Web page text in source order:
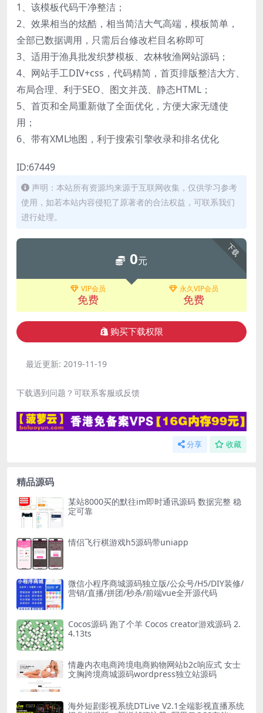
1、该模板代码干净整洁；
2、效果相当的炫酷，相当简洁大气高端，模板简单，
全部已数据调用，只需后台修改栏目名称即可
3、适用于渔具批发织梦模板、农林牧渔网站源码；
4、网站手工DIV+css，代码精简，首页排版整洁大方、
布局合理、利于SEO、图文并茂、静态HTML；
5、首页和全局重新做了全面优化，方便大家无缝使
用；
6、带有XML地图，利于搜索引擎收录和排名优化
ID:67449
声明：本站所有资源均来源于互联网收集，仅供学习参考
使用，如若本站内容侵犯了原著者的合法权益，可联系我们
进行处理。
下载
0元
VIP会员
免费
永久VIP会员
免费
购买下载权限
最近更新: 2019-11-19
下载遇到问题？可联系客服或反馈
分享 收藏
精品源码
某站8000买的默往im即时通讯源码 数据完整 稳
定可靠
情侣飞行棋游戏h5源码带uniapp
微信小程序商城源码独立版/公众号/H5/DIY装修/
营销/直播/拼团/秒杀/前端vue全开源代码
Cocos源码 跑了个羊 Cocos creator游戏源码 2.
4.13ts
情趣内衣电商跨境电商购物网站b2c响应式 女士
文胸跨境商城源码wordpress独立站源码
海外短剧影视系统DTLive V2.1全端影视直播系统